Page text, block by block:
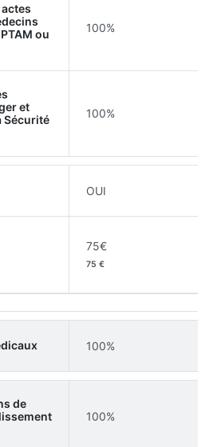
ou
100%
et
Sécurité
100%
OUI
75€
75 €
100%
de
100%